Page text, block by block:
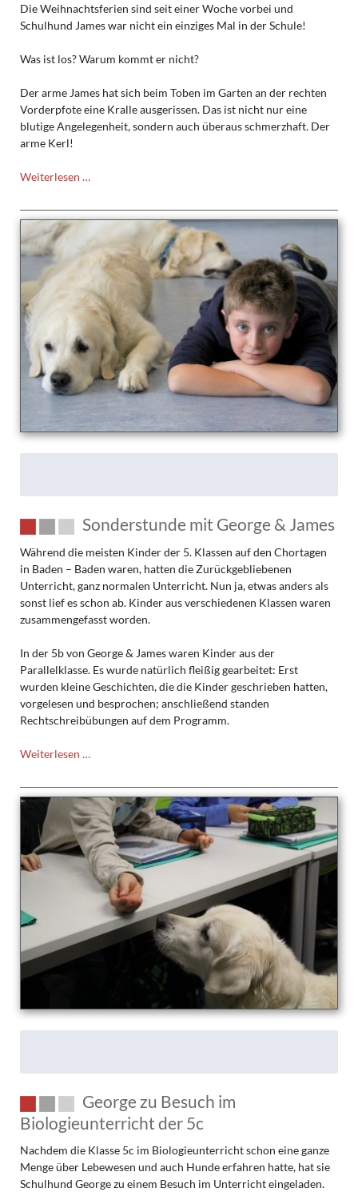
Die Weihnachtsferien sind seit einer Woche vorbei und
Schulhund James war nicht ein einziges Mal in der Schule!
Was ist los? Warum kommt er nicht?
Der arme James hat sich beim Toben im Garten an der rechten
Vorderpfote eine Kralle ausgerissen. Das ist nicht nur eine
blutige Angelegenheit, sondern auch überaus schmerzhaft. Der
arme Kerl!
Weiterlesen …
los
Schulhund
James?
Sonderstunde mit George & James
Während die meisten Kinder der 5. Klassen auf den Chortagen
in Baden – Baden waren, hatten die Zurückgebliebenen
Unterricht, ganz normalen Unterricht. Nun ja, etwas anders als
sonst lief es schon ab. Kinder aus verschiedenen Klassen waren
zusammengefasst worden.
In der 5b von George & James waren Kinder aus der
Parallelklasse. Es wurde natürlich fleißig gearbeitet: Erst
wurden kleine Geschichten, die die Kinder geschrieben hatten,
vorgelesen und besprochen; anschließend standen
Rechtschreibübungen auf dem Programm.
Weiterlesen …
George
&
James
George zu Besuch im
Biologieunterricht der 5c
Nachdem die Klasse 5c im Biologieunterricht schon eine ganze
Menge über Lebewesen und auch Hunde erfahren hatte, hat sie
Schulhund George zu einem Besuch im Unterricht eingeladen.